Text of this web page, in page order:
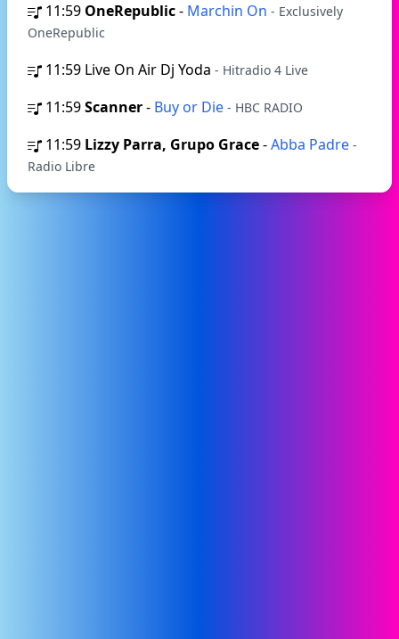
11:59 OneRepublic- Marchin On - Exclusively
OneRepublic
11:59 Live On Air Dj Yoda - Hitradio 4 Live
11:59Scanner- Buy or Die - HBC RADIO
11:59 Lizzy Parra, Grupo Grace-Abba Padre -
Radio Libre